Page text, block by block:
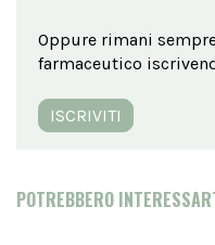
Oppure rimani
farmaceutico
ISCRIVITI
POTREBBERO